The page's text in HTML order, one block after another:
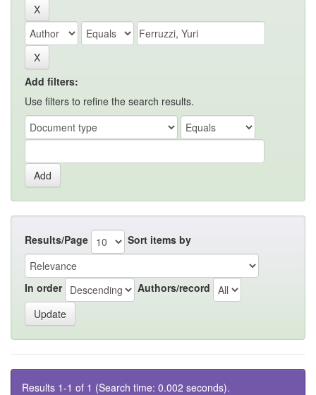
Add filters:
Use filters to refine the search results.
Results/Page Sort items by
In order Authors/record
Results 1-1 of 1 (Search time: 0.002 seconds).